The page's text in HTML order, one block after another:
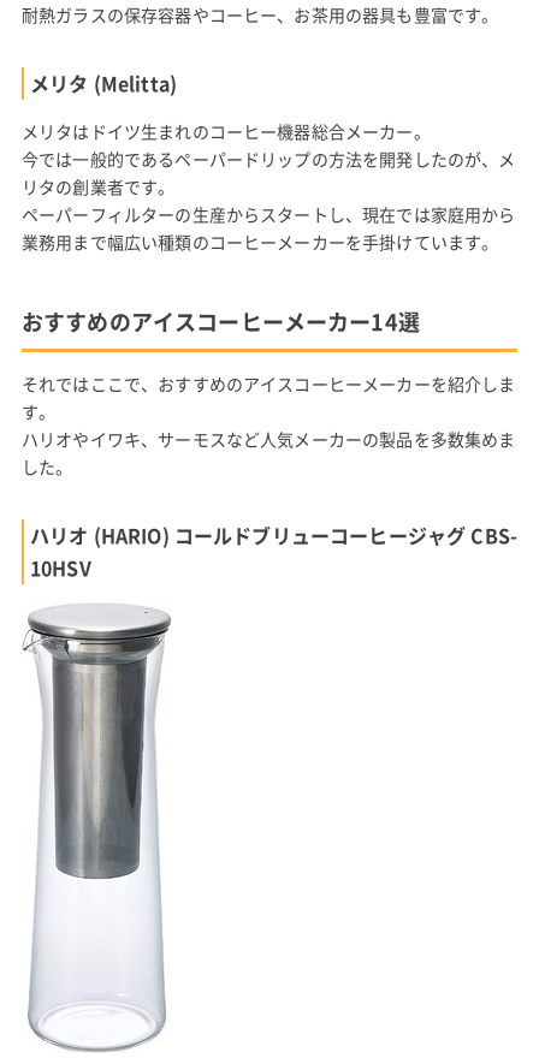
耐熱ガラスの保存容器やコーヒー、お茶用の器具も豊富です。
メリタ (Melitta)
メリタはドイツ生まれのコーヒー機器総合メーカー。
今では一般的であるペーパードリップの方法を開発したのが、メ
リタの創業者です。
ペーパーフィルターの生産からスタートし、現在では家庭用から
業務用まで幅広い種類のコーヒーメーカーを手掛けています。
おすすめのアイスコーヒーメーカー14選
それではここで、おすすめのアイスコーヒーメーカーを紹介しま
す。
ハリオやイワキ、サーモスなど人気メーカーの製品を多数集めま
した。
ハリオ (HARIO) コールドブリューコーヒージャグ CBS-
10HSV